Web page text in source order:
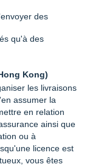
des
qu'à des
Kong)
les livraisons
assumer la
en relation
ainsi que
ou à
licence est
vous êtes